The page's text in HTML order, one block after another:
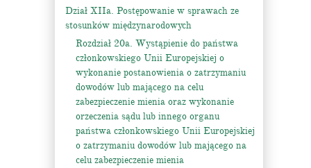
Dział XIIa. Postępowanie w sprawach ze
stosunków międzynarodowych
Rozdział 20a. Wystąpienie do państwa
członkowskiego Unii Europejskiej o
wykonanie postanowienia o zatrzymaniu
dowodów lub mającego na celu
zabezpieczenie mienia oraz wykonanie
orzeczenia sądu lub innego organu
państwa członkowskiego Unii Europejskiej
o zatrzymaniu dowodów lub mającego na
celu zabezpieczenie mienia